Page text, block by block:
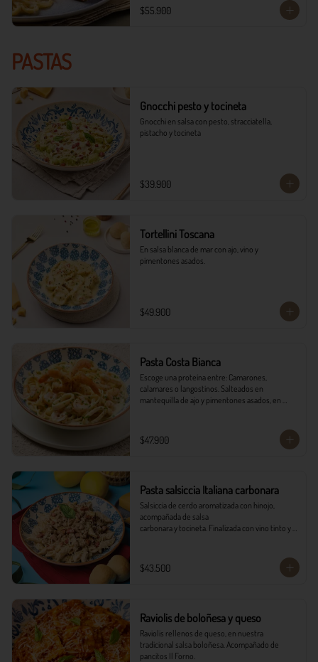
$55.900
PASTAS
Gnocchi pesto y tocineta
Gnocchi en salsa con pesto, stracciatella,
pistacho y tocineta
$39.900
Tortellini Toscana
En salsa blanca de mar con ajo, vino y
pimentones asados.
$49.900
Pasta Costa Bianca
Escoge una proteína entre: Camarones,
calamares o langostinos. Salteados en
mantequilla de ajo y pimentones asados, en
$47.900
Pasta salsiccia Italiana carbonara
Salsiccia de cerdo aromatizada con hinojo,
acompañada de salsa
carbonara y tocineta. Finalizada con vino tinto y
$43.500
Raviolis de boloñesa y queso
Raviolis rellenos de queso, en nuestra
tradicional salsa boloñesa. Acompañado de
pancitos Il Forno.